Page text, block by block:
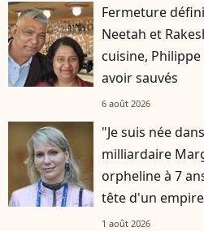
Fermeture
Neetah et
cuisine,
avoir sauvés
6 août 2026
"Je suis née
milliardaire
orpheline à 7
tête d'un empire
1 août 2026